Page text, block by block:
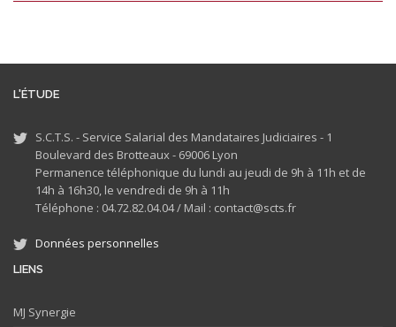
L'ÉTUDE
S.C.T.S. - Service Salarial des Mandataires Judiciaires - 1
Boulevard des Brotteaux - 69006 Lyon
Permanence téléphonique du lundi au jeudi de 9h à 11h et de
14h à 16h30, le vendredi de 9h à 11h
Téléphone : 04.72.82.04.04 / Mail : contact@scts.fr
Données personnelles
LIENS
MJ Synergie